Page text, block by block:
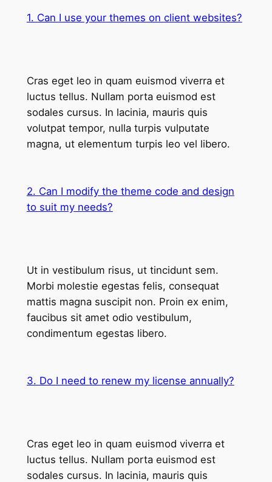
1. Can I use your themes on client websites?
Cras eget leo in quam euismod viverra et
luctus tellus. Nullam porta euismod est
sodales cursus. In lacinia, mauris quis
volutpat tempor, nulla turpis vulputate
magna, ut elementum turpis leo vel libero.
2. Can I modify the theme code and design
to suit my needs?
Ut in vestibulum risus, ut tincidunt sem.
Morbi molestie egestas felis, consequat
mattis magna suscipit non. Proin ex enim,
faucibus sit amet odio vestibulum,
condimentum egestas libero.
3. Do I need to renew my license annually?
Cras eget leo in quam euismod viverra et
luctus tellus. Nullam porta euismod est
sodales cursus. In lacinia, mauris quis